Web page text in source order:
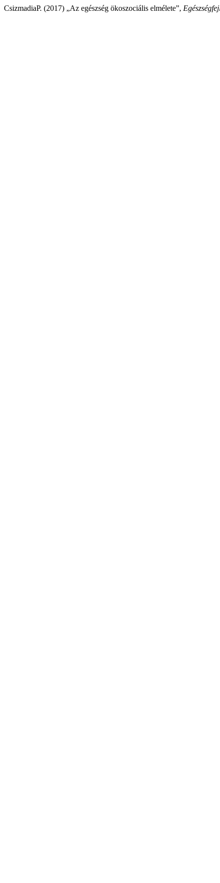
CsizmadiaP. (2017) „Az egészség ökoszociális elmélete”,